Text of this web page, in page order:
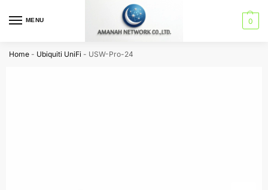
MENU 0
Home - Ubiquiti UniFi - USW-Pro-24